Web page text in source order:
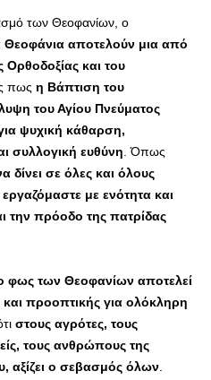
των Θεοφανίων, ο
Θεοφάνια αποτελούν μια από
Ορθοδοξίας και του
πως η Βάπτιση του
του Αγίου Πνεύματος
ψυχική κάθαρση,
συλλογική ευθύνη . Όπως
δίνει σε όλες και όλους
με ενότητα και
την πρόοδο της πατρίδας
φως των Θεοφανίων αποτελεί
και προοπτικής για ολόκληρη
στους αγρότες, τους
τους ανθρώπους της
αξίζει ο σεβασμός όλων